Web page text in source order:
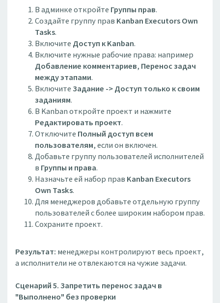
В админке откройте Группы прав.
Создайте группу прав Kanban Executors Own
Tasks.
Включите Доступ к Kanban.
Включите нужные рабочие права: например
Добавление комментариев, Перенос задач
между этапами.
ВключитеЗадание -> Доступ только к своим
заданиям.
В Kanban откройте проект и нажмите
Редактировать проект.
Отключите Полный доступ всем
пользователям, если он включен.
Добавьте группу пользователей исполнителей
в Группы и права.
Назначьте ей набор прав Kanban Executors
Own Tasks.
Для менеджеров добавьте отдельную группу
пользователей с более широким набором прав.
Сохраните проект.
Результат: менеджеры контролируют весь проект,
а исполнители не отвлекаются на чужие задачи.
Сценарий 5. Запретить перенос задач в
"Выполнено" без проверки